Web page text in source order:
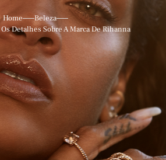
Home
Beleza
Detalhes Sobre A Marca De Rihanna